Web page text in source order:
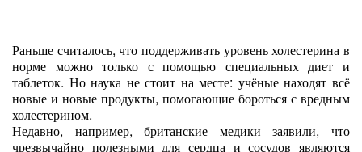
Раньше считалось, что поддерживать уровень холестерина в
норме можно только с помощью специальных диет и
таблеток. Но наука не стоит на месте: учёные находят всё
новые и новые продукты, помогающие бороться с вредным
холестерином.
Недавно, например, британские медики заявили, что
чрезвычайно полезными для сердца и сосудов являются